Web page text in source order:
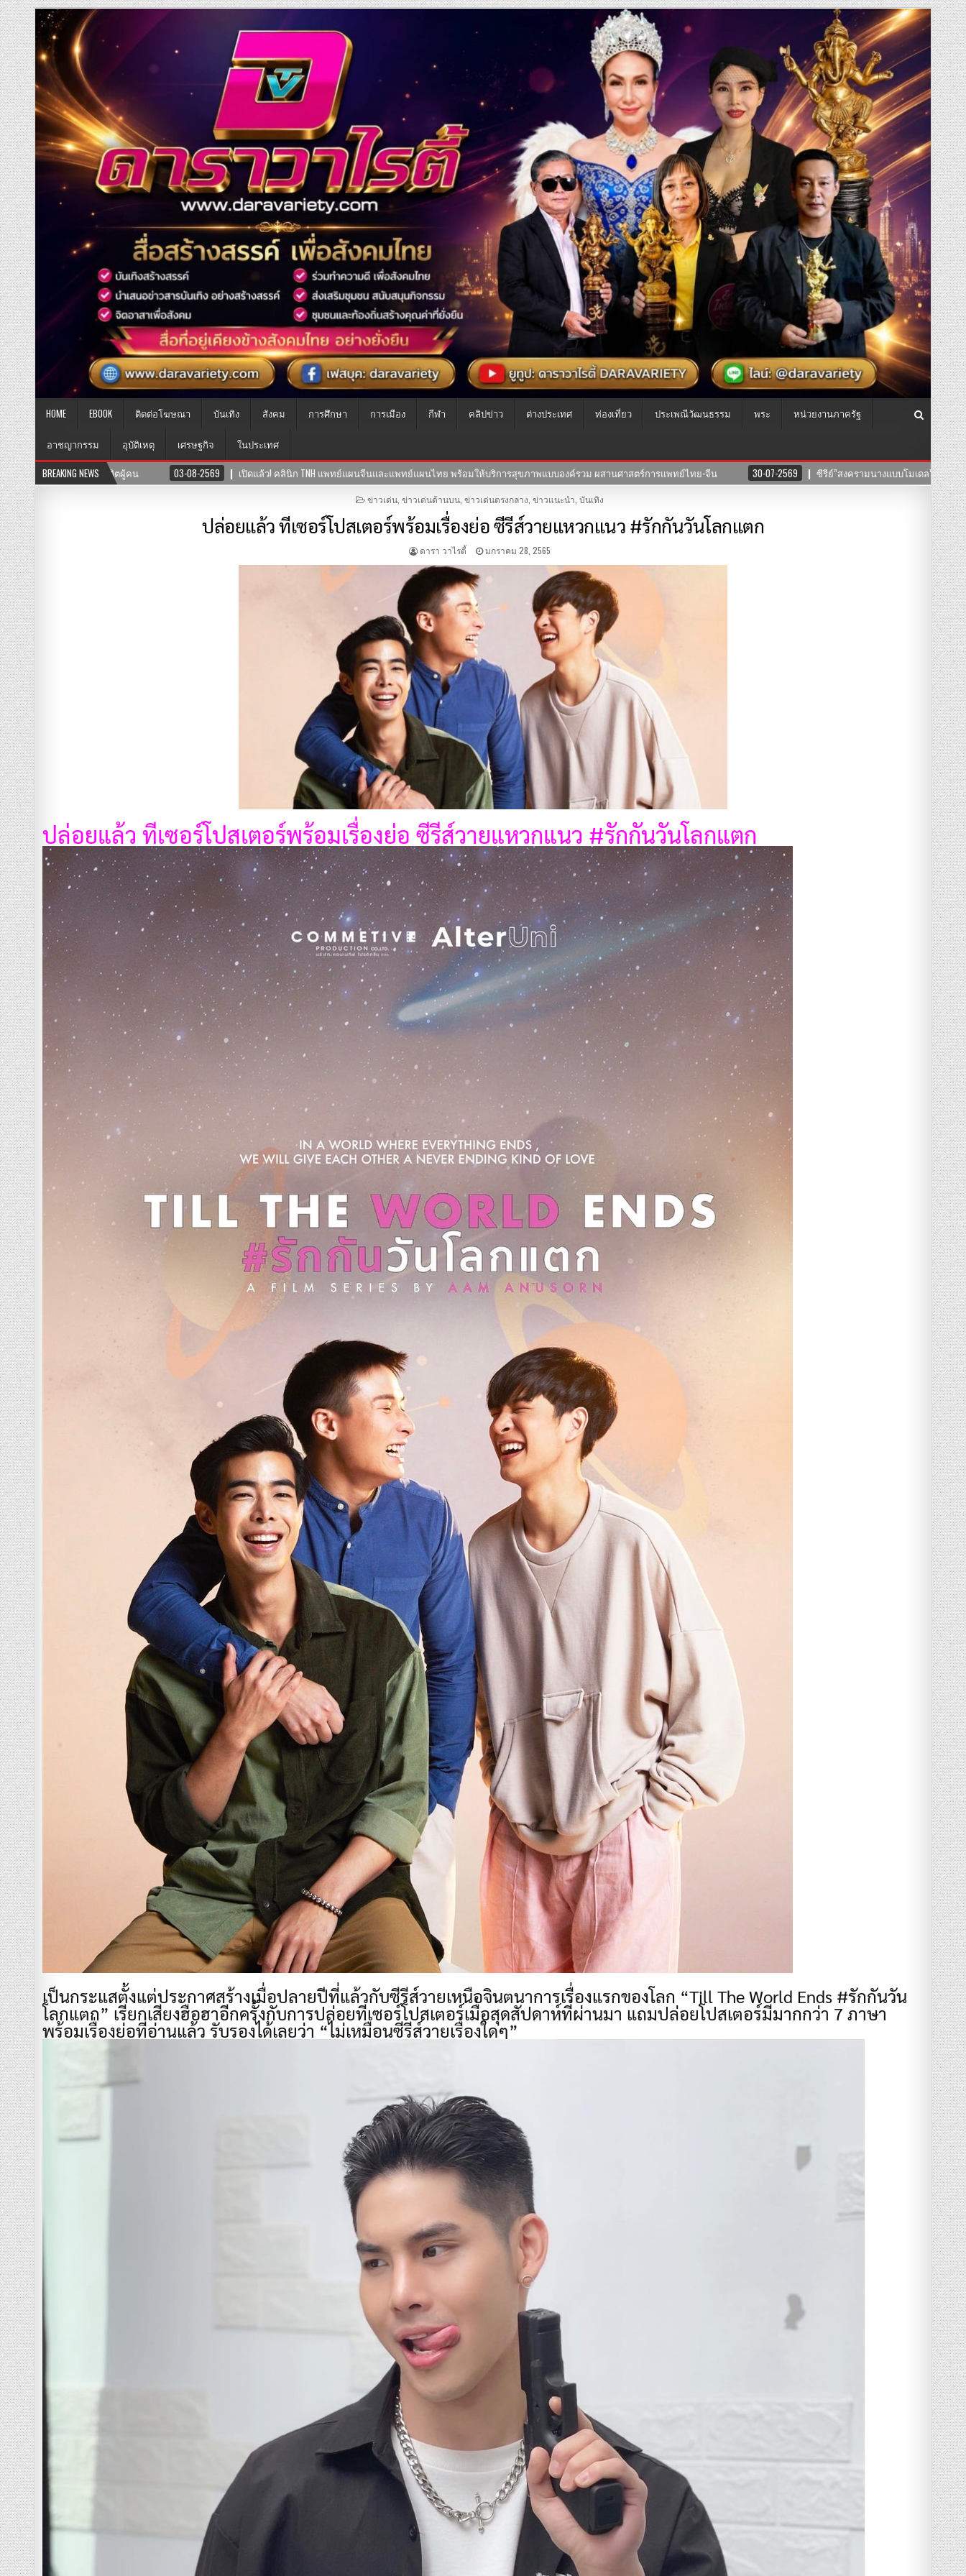
HOME EBOOK ติดต่อโฆษณา บันเทิง สังคม การศึกษา การเมือง กีฬา คลิปข่าว ต่างประเทศ ท่องเที่ยว ประเพณีวัฒนธรรม พระ หน่วยงานภาครัฐ
อาชญากรรม อุบัติเหตุ เศรษฐกิจ
ในประเทศ
BREAKING NEWS
ลินิก TNH แพทย์แผนจีนและแพทย์แผนไทย พร้อมให้บริการสุขภาพแบบองค์รวม ผสานศาสตร์การแพทย์ไทย-จีน 30-07-2569 ซีรีย์”สงครามนางแบบโมเดล”ค่าย บริษัทแสงตะวันฟิล์ม” นำทีมโดยตัวแม่ “อุ๊บ วิริยะ” ไชยภัทร กำกับการแสดง
POSTED
ข่าวเด่น, ข่าวเด่นด้านบน, ข่าวเด่นตรงกลาง ข่าวแนะนำ บันเทิง
ปล่อยแล้ว ทีเซอร์โปสเตอร์พร้อมเรื่องย่อ ซีรีส์วายแหวกแนว #รักกันวันโลกแตก
ดารา วาไรตี้ มกราคม 28, 2565
ปล่อยแล้ว ทีเซอร์โปสเตอร์พร้อมเรื่องย่อ ซีรีส์วายแหวกแนว #รักกันวันโลกแตก
เป็นกระแสตั้งแต่ประกาศสร้างเมื่อปลายปีที่แล้วกับซีรีส์วายเหนือจินตนาการเรื่องแรกของโลก “Till The World Ends #รักกันวัน
โลกแตก” เรียกเสียงฮือฮาอีกครั้งกับการปล่อยทีเซอร์โปสเตอร์เมื่อสุดสัปดาห์ที่ผ่านมา แถมปล่อยโปสเตอร์มีมากกว่า 7 ภาษา
พร้อมเรื่องย่อที่อ่านแล้ว รับรองได้เลยว่า “ไม่เหมือนซีรีส์วายเรื่องใดๆ”